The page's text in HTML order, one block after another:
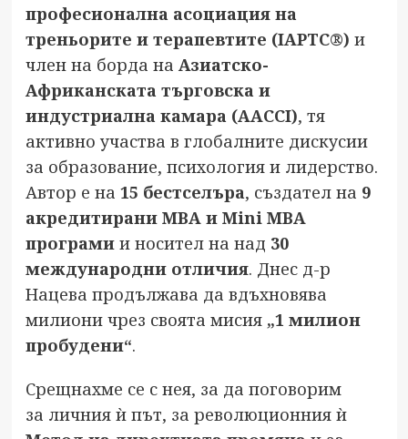
професионална асоциация на
треньорите и терапевтите (IAPTC®) и
член на борда на Азиатско-
Африканската търговска и
индустриална камара (AACCI), тя
активно участва в глобалните дискусии
за образование, психология и лидерство.
Автор е на 15 бестселъра, създател на 9
акредитирани MBA и Mini MBA
програмии носител на над 30
международни отличия. Днес д-р
Нацева продължава да вдъхновява
милиони чрез своята мисия „1 милион
пробудени“.
Срещнахме се с нея, за да поговорим
за личния ѝ път, за революционния ѝ